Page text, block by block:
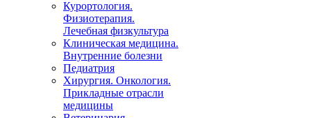
Курортология.
Физиотерапия.
Лечебная физкультура
Клиническая медицина.
Внутренние болезни
Педиатрия
Хирургия. Онкология.
Прикладные отрасли
медицины